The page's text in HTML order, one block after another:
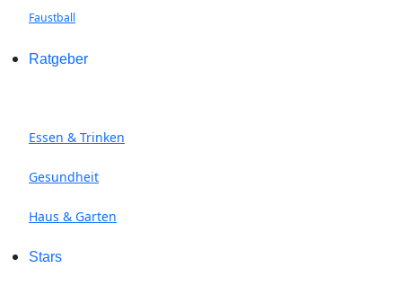
Faustball
Ratgeber
Essen & Trinken
Gesundheit
Haus & Garten
Stars